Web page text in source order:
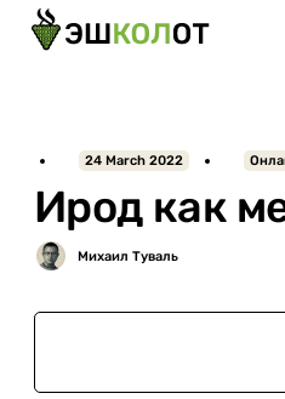
Ирод как
24 March 2022
При